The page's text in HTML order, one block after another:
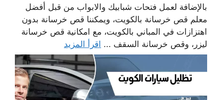
بالإضافة لعمل فتحات شبابيك والابواب من قبل أفضل
معلم قص خرسانة بالكويت، ويمكننا قص خرسانة بدون
اهتزازات في المباني بالكويت، مع امكانية قص خرسانة
ليزر، وقص خرسانة السقف ... اقرأ المزيد